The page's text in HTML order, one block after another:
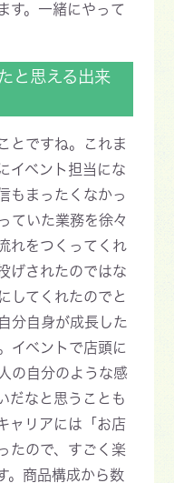
す。一緒にやって
と思える出来
とですね。これま
イベント担当にな
もまったくなかっ
ていた業務を徐々
れをつくってくれ
げされたのではな
してくれたのでと
分自身が成長した
イベントで店頭に
の自分のような感
だなと思うことも
ャリアには「お店
たので、すごく楽
。商品構成から数